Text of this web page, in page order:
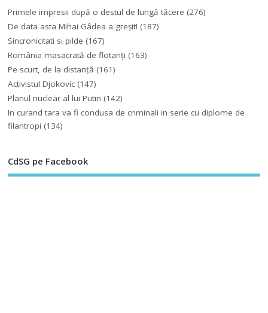
Primele impresii după o destul de lungă tăcere (276)
De data asta Mihai Gâdea a greşit! (187)
Sincronicitati si pilde (167)
România masacrată de flotanţi (163)
Pe scurt, de la distanță (161)
Activistul Djokovic (147)
Planul nuclear al lui Putin (142)
In curand tara va fi condusa de criminali in serie cu diplome de
filantropi (134)
CdSG pe Facebook